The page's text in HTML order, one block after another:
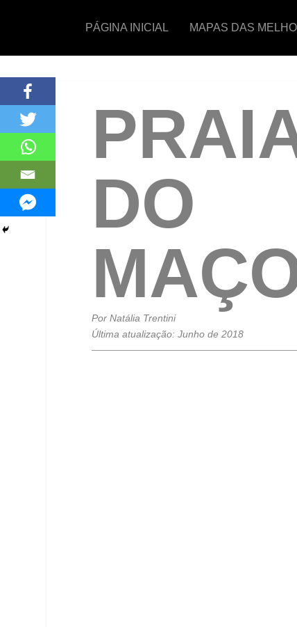
PÁGINA INICIAL MAPAS DAS
DO
Por Natália Trentini
Última atualização: Junho de 2018